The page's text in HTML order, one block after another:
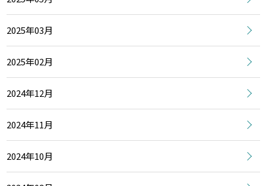
2025年03月
2025年02月
2024年12月
2024年11月
2024年10月